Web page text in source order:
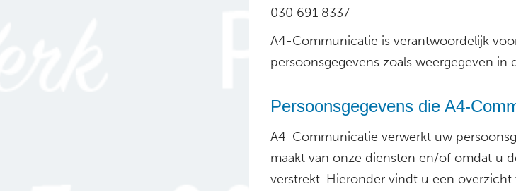
030 691 8337
A4-Communicatie is verantwoordelijk
persoonsgegevens zoals weergegeven in
Persoonsgegevens die A4-
A4-Communicatie verwerkt uw
maakt van onze diensten en/of omdat u
verstrekt. Hieronder vindt u een overzicht